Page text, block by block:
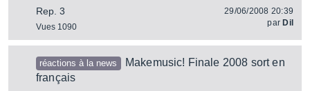
Rep. 3
Vues 1090
29/06/2008 20:39
par Dil
réactions à la news
Makemusic! Finale 2008 sort en
français